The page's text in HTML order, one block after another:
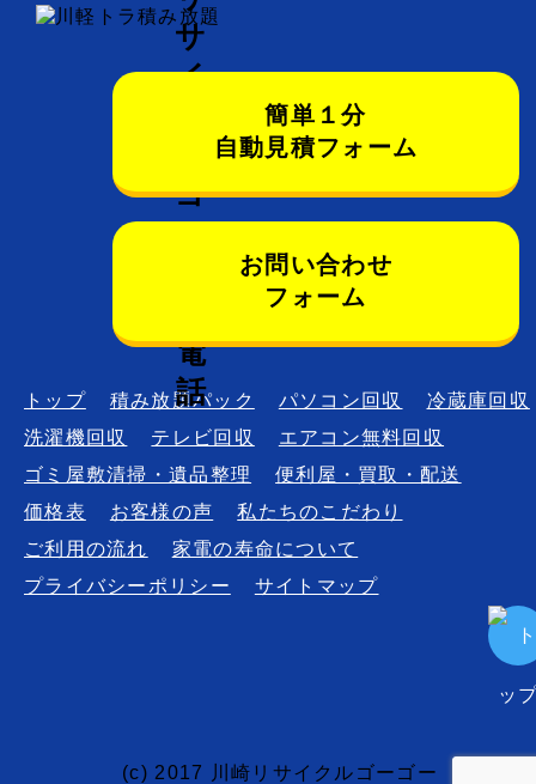
簡単１分
自動見積フォーム
お問い合わせ
フォーム
トップ 積み放題パック パソコン回収
冷蔵庫回収
洗濯機回収
テレビ回収
エアコン無料回収
ゴミ屋敷清掃・遺品整理
便利屋・買取・配送
価格表
お客様の声
私たちのこだわり
ご利用の流れ
家電の寿命について
プライバシーポリシー
サイトマップ
(c) 2017 川崎リサイクルゴーゴー